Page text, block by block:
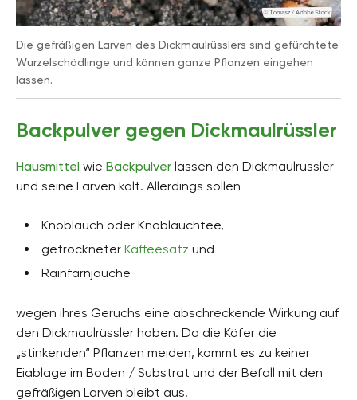
Die gefräßigen Larven des Dickmaulrüsslers sind gefürchtete
Wurzelschädlinge und können ganze Pflanzen eingehen
lassen.
Backpulver gegen Dickmaulrüssler
Hausmittel wie Backpulver lassen den Dickmaulrüssler
und seine Larven kalt. Allerdings sollen
Knoblauch oder Knoblauchtee,
getrockneter Kaffeesatz und
Rainfarnjauche
wegen ihres Geruchs eine abschreckende Wirkung auf
den Dickmaulrüssler haben. Da die Käfer die
„stinkenden“ Pflanzen meiden, kommt es zu keiner
Eiablage im Boden / Substrat und der Befall mit den
gefräßigen Larven bleibt aus.